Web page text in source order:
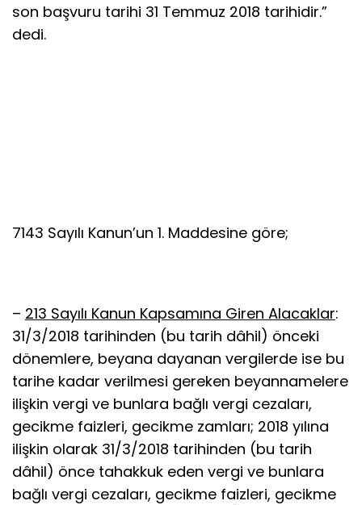
son başvuru tarihi 31 Temmuz 2018 tarihidir.”
dedi.
7143 Sayılı Kanun’un 1. Maddesine göre;
– 213 Sayılı Kanun Kapsamına Giren Alacaklar:
31/3/2018 tarihinden (bu tarih dâhil) önceki
dönemlere, beyana dayanan vergilerde ise bu
tarihe kadar verilmesi gereken beyannamelere
ilişkin vergi ve bunlara bağlı vergi cezaları,
gecikme faizleri, gecikme zamları; 2018 yılına
ilişkin olarak 31/3/2018 tarihinden (bu tarih
dâhil) önce tahakkuk eden vergi ve bunlara
bağlı vergi cezaları, gecikme faizleri, gecikme